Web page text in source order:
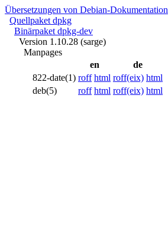
Übersetzungen von Debian-Dokumentation
Quellpaket dpkg
Binärpaket dpkg-dev
Version 1.10.28 (sarge)
Manpages
en
de
822-date(1) roff html roff(eix) html
deb(5)
roff html roff(eix) html